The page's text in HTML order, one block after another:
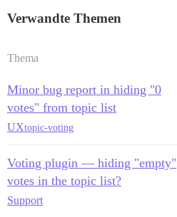
Verwandte Themen
Thema
Minor bug report in hiding "0
votes" from topic list
UXtopic-voting
Voting plugin — hiding "empty"
votes in the topic list?
Support